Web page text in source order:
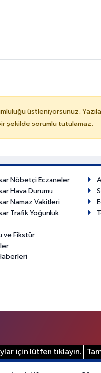
üstleniyorsunuz.
şekilde sorumlu tutulamaz.
Nöbetçi Eczaneler
Hava Durumu
Namaz Vakitleri
Trafik Yoğunluk
ve Fikstür
için lütfen tıklayın.